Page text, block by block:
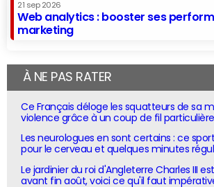
21 sep 2026
Web analytics : booster ses
marketing
À NE PAS RATER
Ce Français déloge les squatteurs de sa
violence grâce à un coup de fil
Les neurologues en sont certains : ce
pour le cerveau et quelques minutes
Le jardinier du roi d'Angleterre Charles III
avant fin août, voici ce qu'il faut